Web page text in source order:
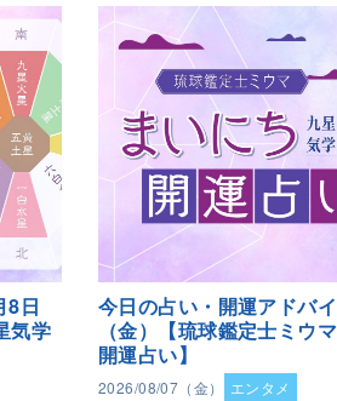
8日
気学
今日の占い・開運アドバ
（金）【琉球鑑定士ミウ
開運占い】
2026/08/07（金） エンタメ